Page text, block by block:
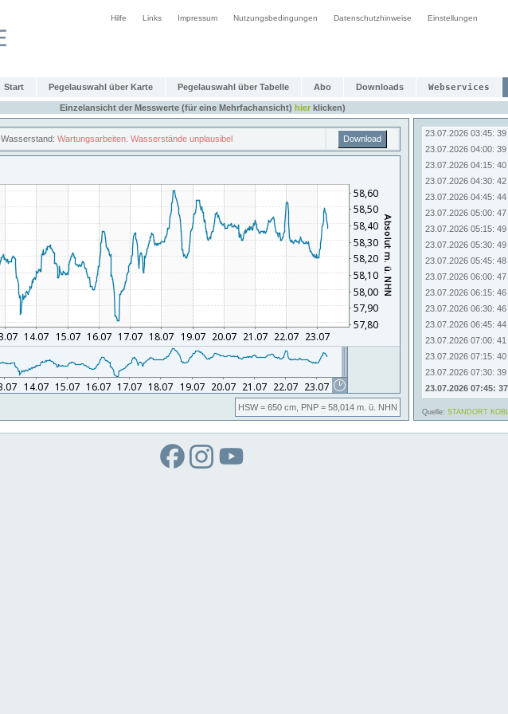
Hilfe Links Impressum Nutzungsbedingungen Datenschutzhinweise Einstellungen
Start Pegelauswahl über Karte Pegelauswahl über Tabelle Abo Downloads Webservices
Einzelansicht der Messwerte (für eine Mehrfachansicht) hierklicken)
Wasserstand: Wartungsarbeiten. Wasserstände unplausibel Download
HSW= 650 cm, PNP = 58,014 m. ü. NHN
23.07.2026 02:00: 25
23.07.2026 03:00: 31
23.07.2026 03:15: 36
23.07.2026 03:30: 38
23.07.2026 03:45: 39
23.07.2026 04:00: 39
23.07.2026 04:15: 40
23.07.2026 04:30: 42
23.07.2026 04:45: 44
23.07.2026 05:00: 47
23.07.2026 05:15: 49
23.07.2026 05:30: 49
23.07.2026 05:45: 48
23.07.2026 06:00: 47
23.07.2026 06:15: 46
23.07.2026 06:30: 46
23.07.2026 06:45: 44
23.07.2026 07:00: 41
23.07.2026 07:15: 40
23.07.2026 07:30: 39
23.07.2026 07:45: 37
Quelle: STANDORT